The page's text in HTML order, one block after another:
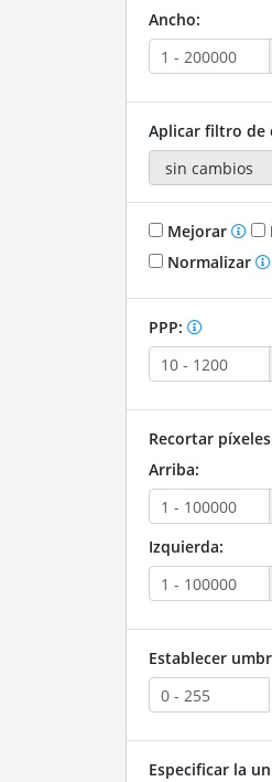
Ancho:
Aplicar filtro de
Mejorar
Normalizar
PPP:
Recortar
Arriba:
Izquierda:
Establecer
Especificar la